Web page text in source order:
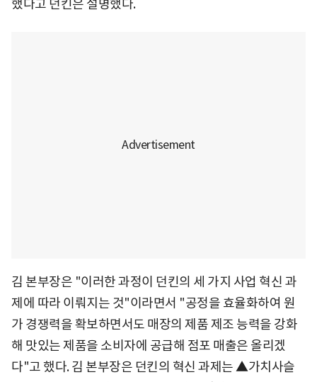
했다고 던킨은 설명했다.
김 본부장은 "이러한 과정이 던킨의 세 가지 사업 혁신 과
제에 따라 이뤄지는 것"이라면서 "공정을 효율화하여 원
가 경쟁력을 확보하면서도 매장의 제품 제조 능력을 강화
해 맛있는 제품을 소비자에 공급해 점포 매출은 올리겠
다"고 했다. 김 본부장은 던킨의 혁신 과제는 ▲가치사슬